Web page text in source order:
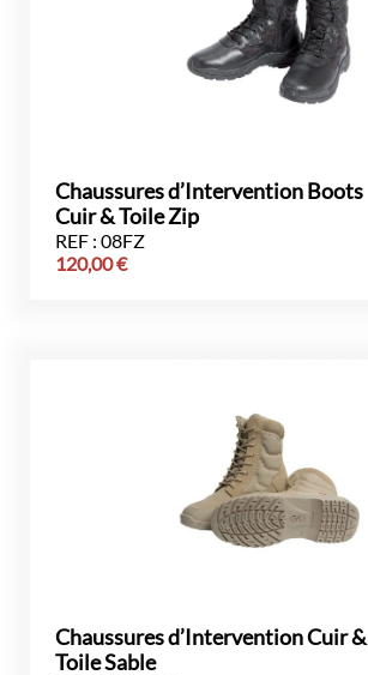
Chaussures d’Intervention Boots
Cuir & Toile Zip
REF : 08FZ
120,00€
Chaussures d’Intervention Cuir &
Toile Sable